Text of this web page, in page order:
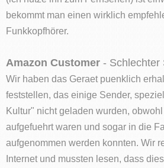
bekommt man einen wirklich
Funkkopfhörer.
Amazon Customer - Schlechter
Wir haben das Geraet puenklich
feststellen, das einige Sender,
Kultur" nicht geladen wurden,
aufgefuehrt waren und sogar in die
aufgenommen werden konnten. Wir
Internet und mussten lesen, dass